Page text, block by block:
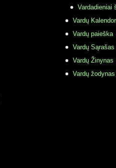
Vardadieniai
Vardų
Vardų paieška
Vardų Sąrašas
Vardų Žinynas
Vardų